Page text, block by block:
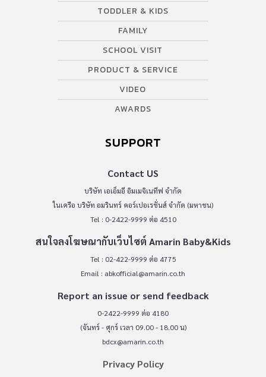
TODDLER & KIDS
FAMILY
SCHOOL VISIT
PRODUCT & SERVICE
VIDEO
AWARDS
SUPPORT
Contact US
บริษัท เอเอ็มอี อิมเมจิเนทีฟ จำกัด
ในเครือ บริษัท อมรินทร์ คอร์เปอเรชั่นส์ จำกัด (มหาชน)
Tel : 0-2422-9999 ต่อ 4510
สนใจลงโฆษณากับเว็บไซต์ Amarin Baby&Kids
Tel : 02-422-9999 ต่อ 4775
Email : abkofficial@amarin.co.th
Report an issue or send feedback
0-2422-9999 ต่อ 4180
(จันทร์ - ศุกร์ เวลา 09.00 - 18.00 น)
bdcx@amarin.co.th
Privacy Policy